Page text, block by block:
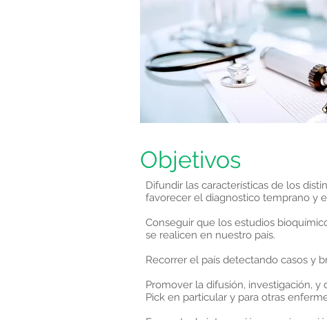
Objetivos
Difundir las características de los
favorecer el diagnostico temprano y
Conseguir que los estudios
se realicen en nuestro país.
Recorrer el país detectando casos y
Promover la difusión, investigación,
Pick en particular y para otras